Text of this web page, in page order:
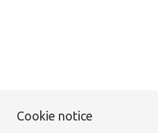
Cookie notice